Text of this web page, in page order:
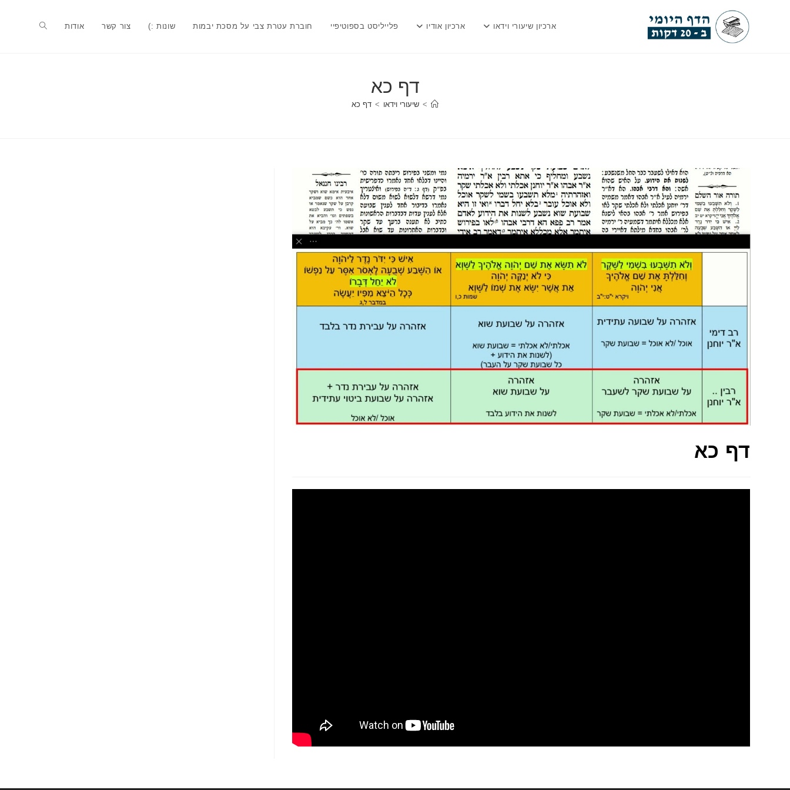
ארכיון שיעורי וידאו ארכיון אודיו פלייליסט בספוטיפיי חוברת עטרת צבי על מסכת יבמות שונות :) צור קשר אודות Toggle
דף כא
> שיעורי וידאו > דף כא
דף כא